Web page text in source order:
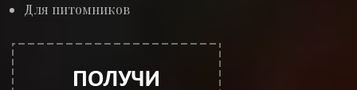
Для питомников